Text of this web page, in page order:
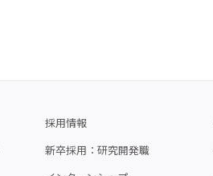
採用情報
新卒採用：研究開発職